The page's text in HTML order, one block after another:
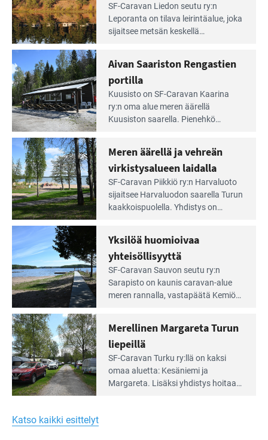
Lue
Leirintäoppaan
artikkeli:
Lampien
rannalla
pääsee
irti
arjesta
SF-Caravan Liedon seutu ry:n
Leporanta on tilava leirintäalue, joka
sijaitsee metsän kes­kellä
tarjoaa ympäris­töineen kauniit
maisemat ja loistavat virkistäytymis­
mahdollisuudet.
Lue
Leirintäoppaan
artikkeli:
Aivan
Saariston
Rengastien
portilla
Aivan Saariston Rengastien
portilla
Kuusisto on SF-Caravan Kaarina
ry:n oma alue meren äärellä
Kuusiston saarella. Pie­nehkö
Lue
Leirintäoppaan
artikkeli:
Meren
äärellä
ja
vehreän
virkistysalueen
laidalla
Meren äärellä ja vehreän
virkistysalueen laidalla
SF-Caravan Piikkiö ry:n Harvaluoto
sijait­see Harvaluodon saarella Turun
kaakkois­puolella. Yhdistys on
virkistysalueesta.
Lue
Leirintäoppaan
artikkeli:
Yksilöä
huomioivaa
yhteisöllisyyttä
Yksilöä huomioivaa
yhteisöllisyyttä
SF-Caravan Sauvon seutu ry:n
Sarapisto on kaunis caravan-alue
meren rannalla, vasta­päätä Kemiön
kymmenen paikkaa ilman sähköä.
Lue
Leirintäoppaan
artikkeli:
Merellinen
Turun
liepeillä
Merellinen Margareta Turun
liepeillä
SF-Caravan Turku ry:llä on kaksi
omaa aluet­ta: Kesäniemi ja
Margareta. Lisäksi yhdis­tys hoitaa
Katso kaikki esittelyt